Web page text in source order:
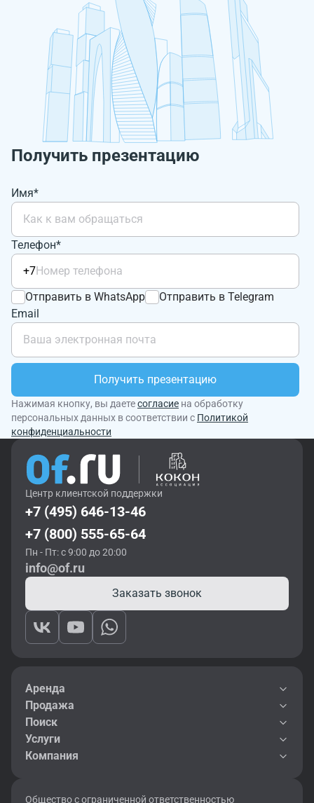
Получить презентацию
Имя*
Телефон*
+7
Отправить в WhatsApp
Отправить в Telegram
Email
Получить презентацию
Нажимая кнопку, вы даетесогласие на обработку
персональных данных в соответствии с Политикой
конфиденциальности
Центр клиентской поддержки
+7 (495) 646-13-46
+7 (800) 555-65-64
Пн - Пт: с 9:00 до 20:00
info@of.ru
Заказать звонок
Аренда
Продажа
Поиск
Услуги
Компания
Общество с ограниченной ответственностью